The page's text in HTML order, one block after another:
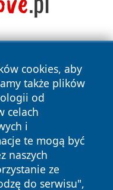
cookies, aby
także plików
od
celach
i
te mogą być
naszych
ze
do serwisu",
prawa
Polityka
Cookies